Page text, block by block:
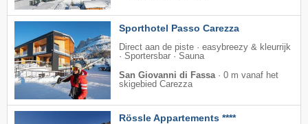
Sporthotel Passo Carezza
Direct aan de piste · easybreezy & kleurrijk
· Sportersbar · Sauna
San Giovanni di Fassa · 0 m vanaf het
skigebied Carezza
Rössle Appartements ****